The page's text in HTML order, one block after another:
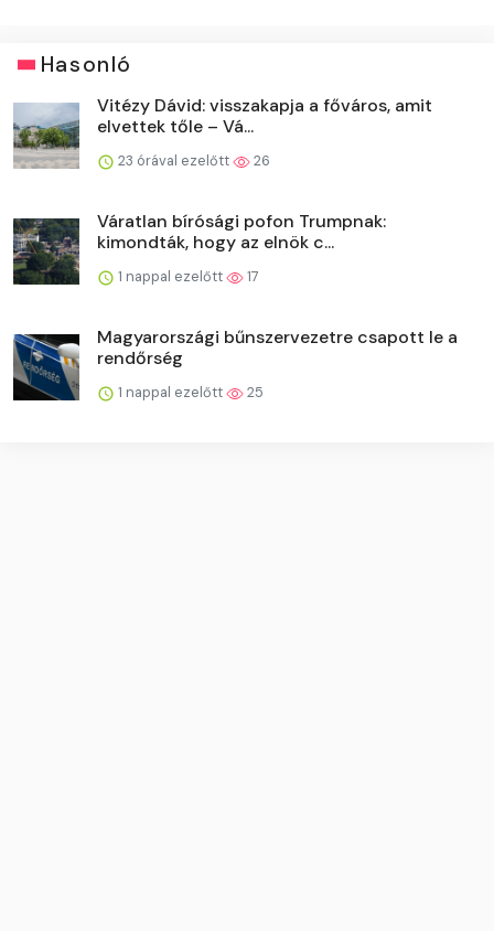
Hasonló
Vitézy Dávid: visszakapja a főváros, amit
elvettek tőle – Vá...
23 órával ezelőtt 26
Váratlan bírósági pofon Trumpnak:
kimondták, hogy az elnök c...
1 nappal ezelőtt 17
Magyarországi bűnszervezetre csapott le a
rendőrség
1 nappal ezelőtt 25